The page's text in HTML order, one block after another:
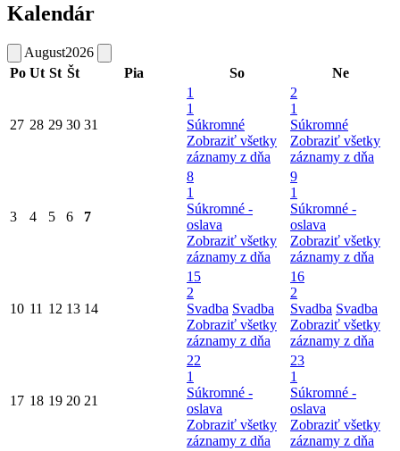
Kalendár
August2026
Po Ut St Št Pia So Ne
27 28 29 30 31
1
1
Súkromné
Zobraziť všetky
záznamy z dňa
2
1
Súkromné
Zobraziť všetky
záznamy z dňa
3 4 5 6 7
8
1
Súkromné -
oslava
Zobraziť všetky
záznamy z dňa
9
1
Súkromné -
oslava
Zobraziť všetky
záznamy z dňa
10 11 12 13 14
15
2
Svadba Svadba
Zobraziť všetky
záznamy z dňa
16
2
Svadba Svadba
Zobraziť všetky
záznamy z dňa
17 18 19 20 21
22
1
Súkromné -
oslava
Zobraziť všetky
záznamy z dňa
23
1
Súkromné -
oslava
Zobraziť všetky
záznamy z dňa